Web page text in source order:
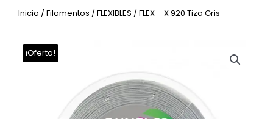
Inicio /Filamentos /FLEXIBLES / FLEX – X 920 Tiza Gris
¡Oferta!